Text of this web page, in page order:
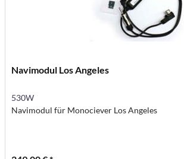
Navimodul Los Angeles
530W
Navimodul für Monociever Los Angeles